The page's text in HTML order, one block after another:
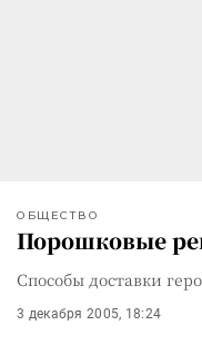
ОБЩЕСТВО
Порошковые
Способы доставки
3 декабря 2005, 18:24